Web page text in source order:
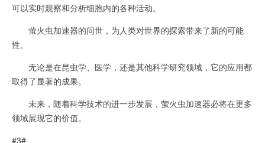
可以实时观察和分析细胞内的各种活动。
萤火虫加速器的问世，为人类对世界的探索带来了新的可能
性。
无论是在昆虫学、医学，还是其他科学研究领域，它的应用都
取得了显著的成果。
未来，随着科学技术的进一步发展，萤火虫加速器必将在更多
领域展现它的价值。
#3#